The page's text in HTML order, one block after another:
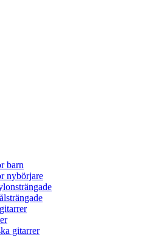
barn
nybörjare
gitarrer